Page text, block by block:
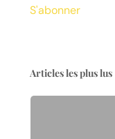
S'abonner
Articles les plus lus